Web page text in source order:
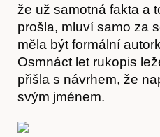
že už samotná fakta a
prošla, mluví samo za
měla být formální
Osmnáct let rukopis
přišla s návrhem, že
svým jménem.